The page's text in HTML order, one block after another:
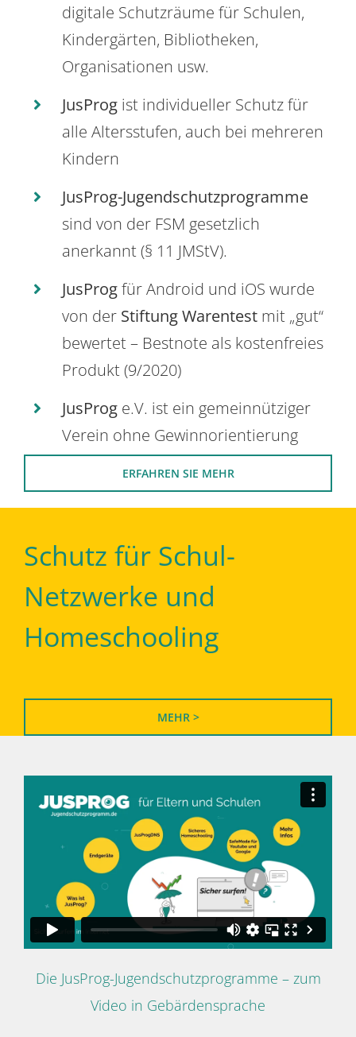
digitale Schutzräume für Schulen,
Kindergärten, Bibliotheken,
Organisationen usw.
JusProg ist individueller Schutz für
alle Altersstufen, auch bei mehreren
Kindern
JusProg-Jugendschutzprogramme
sind von der FSM gesetzlich
anerkannt (§ 11 JMStV).
JusProgfür Android und iOS wurde
von der Stiftung Warentest mit „gut“
bewertet – Bestnote als kostenfreies
Produkt (9/2020)
JusProg e.V. ist ein gemeinnütziger
Verein ohne Gewinnorientierung
ERFAHREN SIE MEHR
Schutz für Schul-
Netzwerke und
Homeschooling
MEHR >
Die JusProg-Jugendschutzprogramme – zum
Video in Gebärdensprache